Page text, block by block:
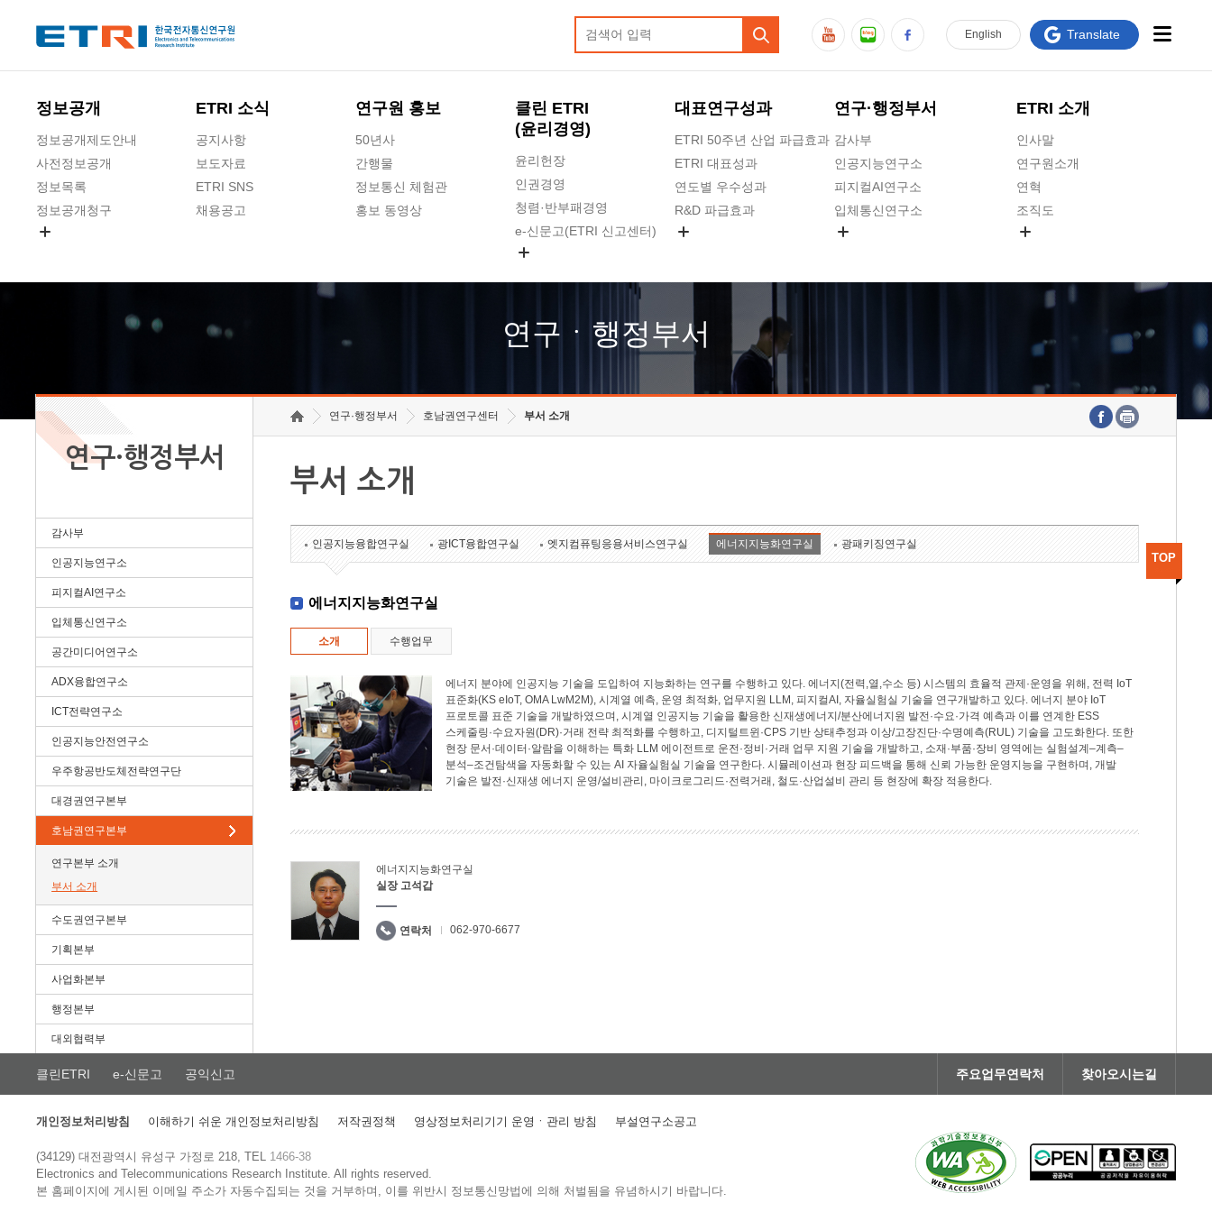
정보공개
정보공개제도안내
사전정보공개
정보목록
정보공개청구
ETRI 소식
공지사항
보도자료
ETRI SNS
채용공고
연구원 홍보
50년사
간행물
정보통신 체험관
홍보 동영상
클린 ETRI
(윤리경영)
윤리헌장
인권경영
청렴·반부패경영
e-신문고(ETRI 신고센터)
고객의소리
수의계약 현황
대표연구성과
ETRI 50주년 산업 파급효과
ETRI 대표성과
연도별 우수성과
R&D 파급효과
연구·행정부서
감사부
인공지능연구소
피지컬AI연구소
입체통신연구소
호남권연구본부
기획본부
ETRI 소개
인사말
연구원소개
연혁
조직도
연구원 고객헌장
주요업무연락처
English Translate
연구ㆍ행정부서
연구·행정부서
감사부
인공지능연구소
피지컬AI연구소
입체통신연구소
공간미디어연구소
ADX융합연구소
ICT전략연구소
인공지능안전연구소
우주항공반도체전략연구단
대경권연구본부
호남권연구본부
연구본부 소개
부서 소개
수도권연구본부
기획본부
사업화본부
행정본부
대외협력부
연구·행정부서 호남권연구센터 부서 소개
부서 소개
인공지능융합연구실 광ICT융합연구실 엣지컴퓨팅응용서비스연구실 에너지지능화연구실 광패키징연구실
에너지지능화연구실
소개 수행업무
에너지 분야에 인공지능 기술을 도입하여 지능화하는 연구를 수행하고 있다. 에너지(전력,열,수소 등) 시스템의 효율적 관제·운영을 위해, 전력 IoT
표준화(KS eIoT, OMA LwM2M), 시계열 예측, 운영 최적화, 업무지원 LLM, 피지컬AI, 자율실험실 기술을 연구개발하고 있다. 에너지 분야 IoT
프로토콜 표준 기술을 개발하였으며, 시계열 인공지능 기술을 활용한 신재생에너지/분산에너지원 발전·수요·가격 예측과 이를 연계한 ESS
스케줄링·수요자원(DR)·거래 전략 최적화를 수행하고, 디지털트윈·CPS 기반 상태추정과 이상/고장진단·수명예측(RUL) 기술을 고도화한다. 또한
현장 문서·데이터·알람을 이해하는 특화 LLM 에이전트로 운전·정비·거래 업무 지원 기술을 개발하고, 소재·부품·장비 영역에는 실험설계–계측–
분석–조건탐색을 자동화할 수 있는 AI 자율실험실 기술을 연구한다. 시뮬레이션과 현장 피드백을 통해 신뢰 가능한 운영지능을 구현하며, 개발
기술은 발전·신재생 에너지 운영/설비관리, 마이크로그리드·전력거래, 철도·산업설비 관리 등 현장에 확장 적용한다.
에너지지능화연구실
실장 고석갑
연락처 062-970-6677
TOP
클린ETRI e-신문고 공익신고 주요업무연락처 찾아오시는길
개인정보처리방침 이해하기 쉬운 개인정보처리방침 저작권정책 영상정보처리기기 운영ㆍ관리 방침 부설연구소공고
(34129) 대전광역시 유성구 가정로 218, TEL 1466-38
Electronics and Telecommunications Research Institute.All rights reserved.
본 홈페이지에 게시된 이메일 주소가 자동수집되는 것을 거부하며, 이를 위반시 정보통신망법에 의해 처벌됨을 유념하시기 바랍니다.